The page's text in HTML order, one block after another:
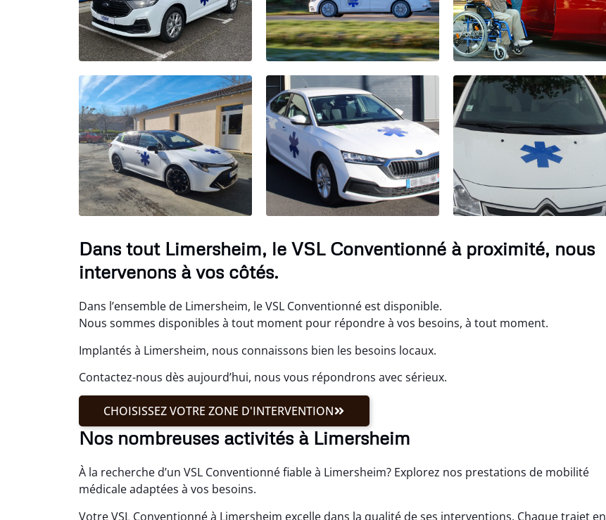
Dans tout Limersheim, le VSL Conventionné à proximité, nous
intervenons à vos côtés.
Dans l’ensemble de Limersheim, le VSL Conventionné est disponible.
Nous sommes disponibles à tout moment pour répondre à vos besoins, à tout moment.
Implantés à Limersheim, nous connaissons bien les besoins locaux.
Contactez-nous dès aujourd’hui, nous vous répondrons avec sérieux.
CHOISISSEZ VOTRE ZONE D'INTERVENTION
Nos nombreuses activités à Limersheim
À la recherche d’un VSL Conventionné fiable à Limersheim? Explorez nos prestations de mobilité
médicale adaptées à vos besoins.
Votre VSL Conventionné à Limersheim excelle dans la qualité de ses interventions. Chaque trajet en